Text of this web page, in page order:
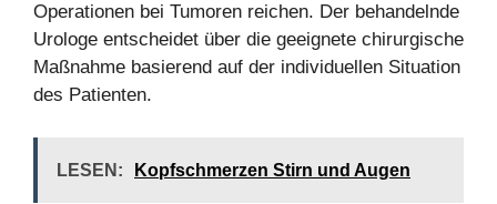
Operationen bei Tumoren reichen. Der behandelnde
Urologe entscheidet über die geeignete chirurgische
Maßnahme basierend auf der individuellen Situation
des Patienten.
LESEN: Kopfschmerzen Stirn und Augen